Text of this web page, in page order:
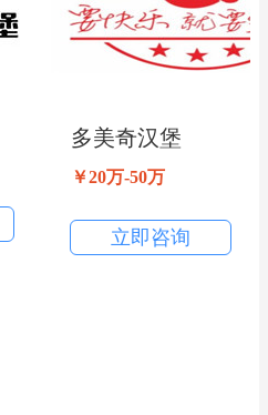
多美奇汉堡
￥20万-50万
立即咨询